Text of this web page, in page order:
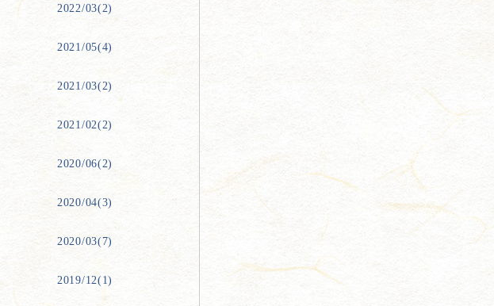
2022/03(2)
2021/05(4)
2021/03(2)
2021/02(2)
2020/06(2)
2020/04(3)
2020/03(7)
2019/12(1)